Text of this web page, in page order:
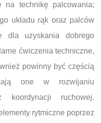
na technikę palcowania;
układu rąk oraz palców
dla uzyskania dobrego
ćwiczenia techniczne,
powinny być częścią
one w rozwijaniu
koordynacji ruchowej.
rytmiczne poprzez